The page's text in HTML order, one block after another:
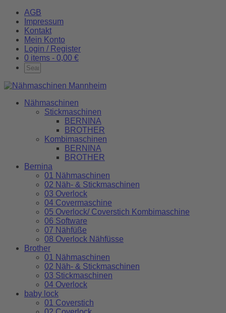
AGB
Impressum
Kontakt
Mein Konto
Login / Register
0 items - 0,00 €
Nähmaschinen
Stickmaschinen
BERNINA
BROTHER
Kombimaschinen
BERNINA
BROTHER
Bernina
01 Nähmaschinen
02 Näh- & Stickmaschinen
03 Overlock
04 Covermaschine
05 Overlock/ Coverstich Kombimaschine
06 Software
07 Nähfüße
08 Overlock Nähfüsse
Brother
01 Nähmaschinen
02 Näh- & Stickmaschinen
03 Stickmaschinen
04 Overlock
baby lock
01 Coverstich